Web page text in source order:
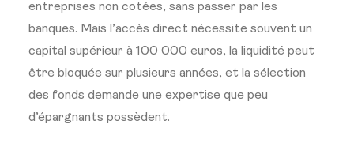
entreprises non cotées, sans passer par les
banques. Mais l’accès direct nécessite souvent un
capital supérieur à 100 000 euros, la liquidité peut
être bloquée sur plusieurs années, et la sélection
des fonds demande une expertise que peu
d’épargnants possèdent.